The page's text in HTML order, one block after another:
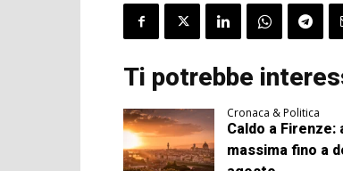
Ti potrebbe
Cronaca & Politica
Caldo a Firenze:
massima fino a